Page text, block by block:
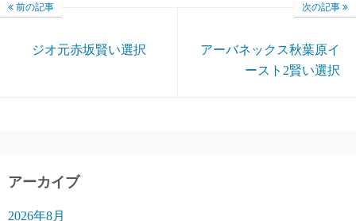
前の記事
ジオ元赤坂賢い選択
次の記事
アーバネックス秋葉原イ
ースト2賢い選択
アーカイブ
2026年8月